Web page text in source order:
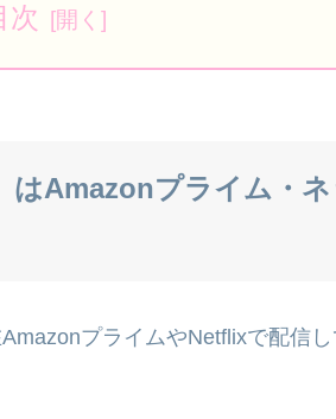
次
はAmazonプライム・
プライムやNetflixで配信